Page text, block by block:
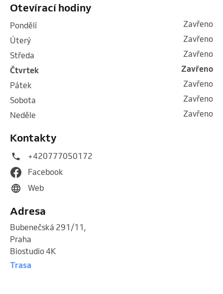
Otevírací hodiny
pondělí
Zavřeno
úterý
Zavřeno
středa
Zavřeno
čtvrtek
Zavřeno
pátek
Zavřeno
sobota
Zavřeno
neděle
Zavřeno
Kontakty
+420777050172
Facebook
Web
Adresa
Bubenečská 291/11 ,
Praha
Biostudio 4K
Trasa